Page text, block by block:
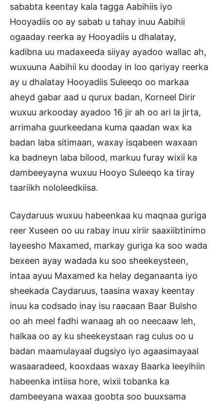
sababta keentay kala tagga Aabihiis iyo
Hooyadiis oo ay sabab u tahay inuu Aabihii
ogaaday reerka ay Hooyadiis u dhalatay,
kadibna uu madaxeeda siiyay ayadoo wallac ah,
wuxuuna Aabihii ku dooday in loo qariyay reerka
ay u dhalatay Hooyadiis Suleeqo oo markaa
aheyd gabar aad u qurux badan, Korneel Dirir
wuxuu arkooday ayadoo 16 jir ah oo ari la jirta,
arrimaha guurkeedana kuma qaadan wax ka
badan laba sitimaan, waxay isqabeen waxaan
ka badneyn laba bilood, markuu furay wixii ka
dambeeyayna wuxuu Hooyo Suleeqo ka tiray
taariikh nololeedkiisa.
Caydaruus wuxuu habeenkaa ku maqnaa guriga
reer Xuseen oo uu rabay inuu xiriir saaxiibtinimo
layeesho Maxamed, markay guriga ka soo wada
bexeen ayay wadada ku soo sheekeysteen,
intaa ayuu Maxamed ka helay deganaanta iyo
sheekada Caydaruus, taasina waxay keentay
inuu ka codsado inay isu raacaan Baar Bulsho
oo ah meel fadhi wanaag ah oo neecaaw leh,
halkaa oo ay ku sheekeystaan rag culus oo u
badan maamulayaal dugsiyo iyo agaasimayaal
wasaaradeed, kooxdaas waxay Baarka leeyihiin
habeenka intiisa hore, wixii tobanka ka
dambeeyana waxaa goobta soo buuxsama